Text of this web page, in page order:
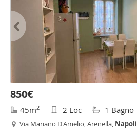
850€
45m2 2 Loc 1 Bagno
Via Mariano D'Amelio, Arenella, Napoli